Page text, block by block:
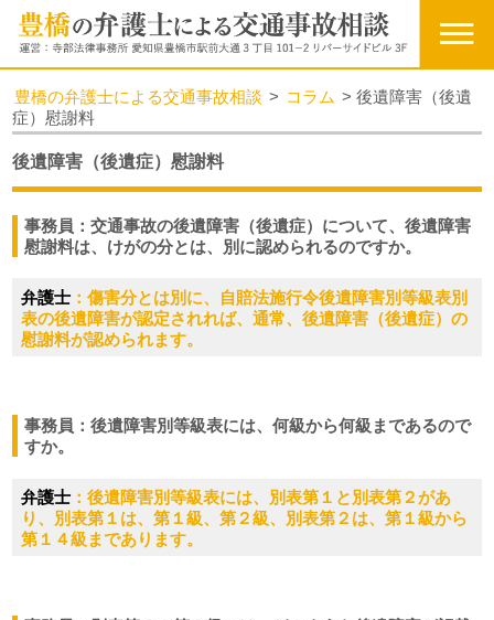
豊橋の弁護士による交通事故相談 > コラム >後遺障害（後遺
症）慰謝料
後遺障害（後遺症）慰謝料
事務員：交通事故の後遺障害（後遺症）について、後遺障害
慰謝料は、けがの分とは、別に認められるのですか。
弁護士：傷害分とは別に、自賠法施行令後遺障害別等級表別
表の後遺障害が認定されれば、通常、後遺障害（後遺症）の
慰謝料が認められます。
事務員：後遺障害別等級表には、何級から何級まであるので
すか。
弁護士：後遺障害別等級表には、別表第１と別表第２があ
り、別表第１は、第１級、第２級、別表第２は、第１級から
第１４級まであります。